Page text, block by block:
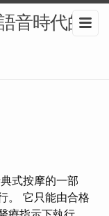
音時代的
式按摩的一部
。 它只能由合格